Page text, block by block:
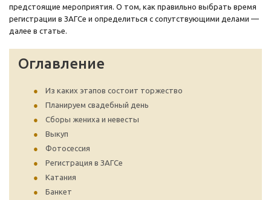
предстоящие мероприятия. О том, как правильно выбрать время
регистрации в ЗАГСе и определиться с сопутствующими делами —
далее в статье.
Оглавление
Из каких этапов состоит торжество
Планируем свадебный день
Сборы жениха и невесты
Выкуп
Фотосессия
Регистрация в ЗАГСе
Катания
Банкет